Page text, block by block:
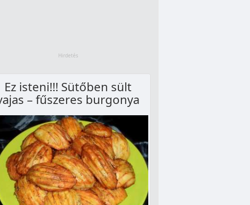
Ez isteni!!! Sütőben sült
– fűszeres burgonya